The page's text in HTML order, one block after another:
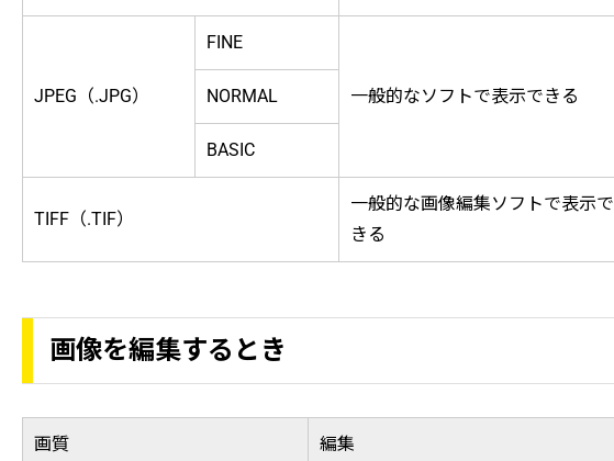
JPEG（.JPG）
FINE
一般的なソフトで表示できる
NORMAL
BASIC
TIFF（.TIF）
一般的な画像編集ソフトで表示で
きる
画像を編集するとき
画質 編集